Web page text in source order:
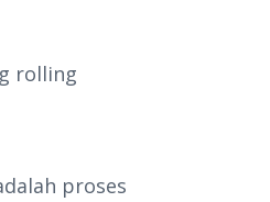
rolling
proses